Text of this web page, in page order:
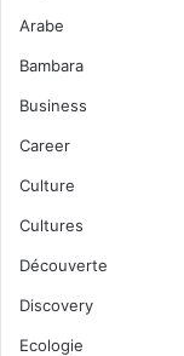
Arabe
Bambara
Business
Career
Culture
Cultures
Découverte
Discovery
Ecologie